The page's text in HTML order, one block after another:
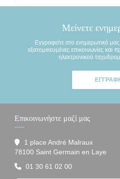
Μείνετε
Εγγραφείτε στο ενημερωτικό
εξατομικευμένες επικοινωνίες
ηλεκτρονικού
Επικοινωνήστε μαζί μας
1 place André Malraux
78100 Saint Germain en Laye
01 30 61 02 00